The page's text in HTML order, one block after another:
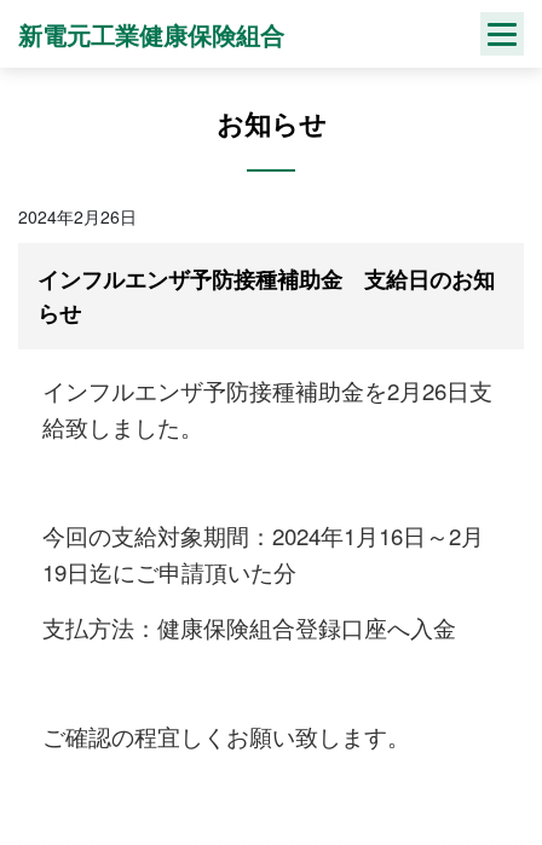
新電元工業健康保険組合
お知らせ
2024年2月26日
インフルエンザ予防接種補助金 支給日のお知
らせ
インフルエンザ予防接種補助金を2月26日支
給致しました。
今回の支給対象期間：2024年1月16日～2月
19日迄にご申請頂いた分
支払方法：健康保険組合登録口座へ入金
ご確認の程宜しくお願い致します。